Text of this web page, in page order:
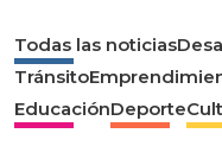
Todas las noticias
Tránsito
EducaciónDeporte